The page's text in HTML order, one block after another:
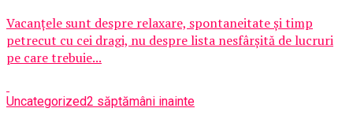
Vacanțele sunt despre relaxare, spontaneitate și timp
petrecut cu cei dragi, nu despre lista nesfârșită de lucruri
pe care trebuie...
Uncategorized2 săptămâni inainte